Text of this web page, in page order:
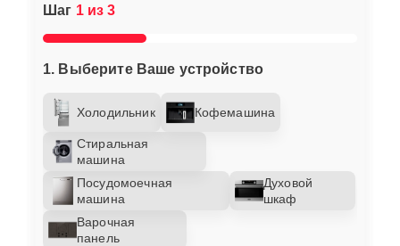
Шаг 1 из 3
1. Выберите Ваше устройство
Холодильник Кофемашина
Стиральная
машина
Посудомоечная
машина
Духовой
шкаф
Варочная
панель